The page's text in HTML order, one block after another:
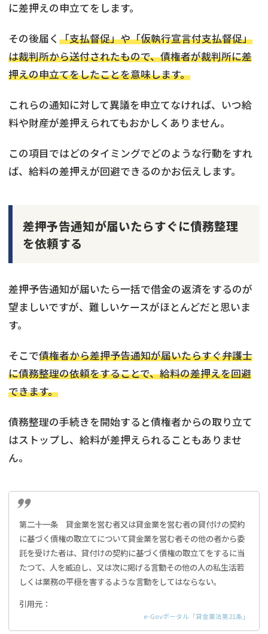
に差押えの申立てをします。
その後届く「支払督促」や「仮執行宣言付支払督促」
は裁判所から送付されたもので、債権者が裁判所に差
押えの申立てをしたことを意味します。
これらの通知に対して異議を申立てなければ、いつ給
料や財産が差押えられてもおかしくありません。
この項目ではどのタイミングでどのような行動をすれ
ば、給料の差押えが回避できるのかお伝えします。
差押予告通知が届いたらすぐに債務整理
を依頼する
差押予告通知が届いたら一括で借金の返済をするのが
望ましいですが、難しいケースがほとんどだと思いま
す。
そこで債権者から差押予告通知が届いたらすぐ弁護士
に債務整理の依頼をすることで、給料の差押えを回避
できます。
債務整理の手続きを開始すると債権者からの取り立て
はストップし、給料が差押えられることもありませ
ん。
第二十一条 貸金業を営む者又は貸金業を営む者の貸付けの契約
に基づく債権の取立てについて貸金業を営む者その他の者から委
託を受けた者は、貸付けの契約に基づく債権の取立てをするに当
たつて、人を威迫し、又は次に掲げる言動その他の人の私生活若
しくは業務の平穏を害するような言動をしてはならない。
引用元：
e-Govポータル「貸金業法第21条」